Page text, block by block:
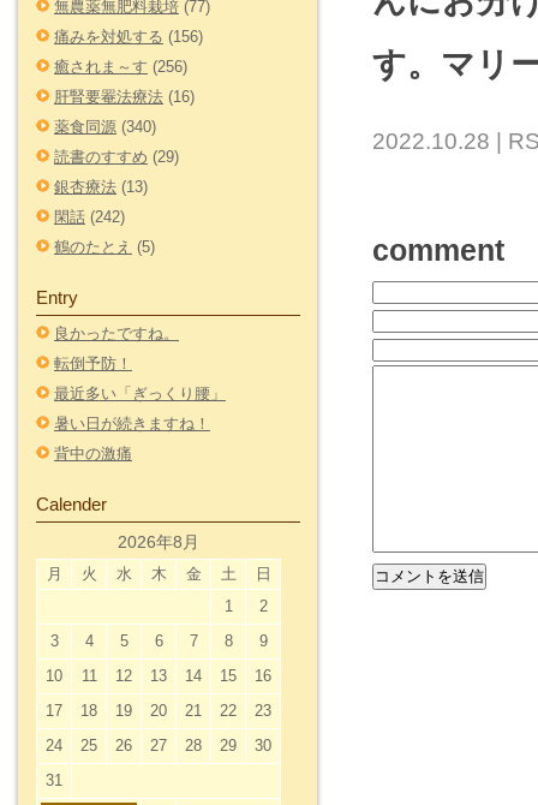
無農薬無肥料栽培 (77)
痛みを対処する (156)
癒されま～す (256)
肝腎要罨法療法 (16)
薬食同源 (340)
読書のすすめ (29)
銀杏療法 (13)
閑話 (242)
鶴のたとえ (5)
Entry
良かったですね。
転倒予防！
最近多い「ぎっくり腰」
暑い日が続きますね！
背中の激痛
Calender
2026年8月
月 火 水 木 金 土 日
1
2
3
4 5 6 7 8
9
10
11 12 13 14 15
16
17
18 19 20 21 22
23
24
25 26 27 28 29
30
31
す。マリ
2022.10.28 |
comment